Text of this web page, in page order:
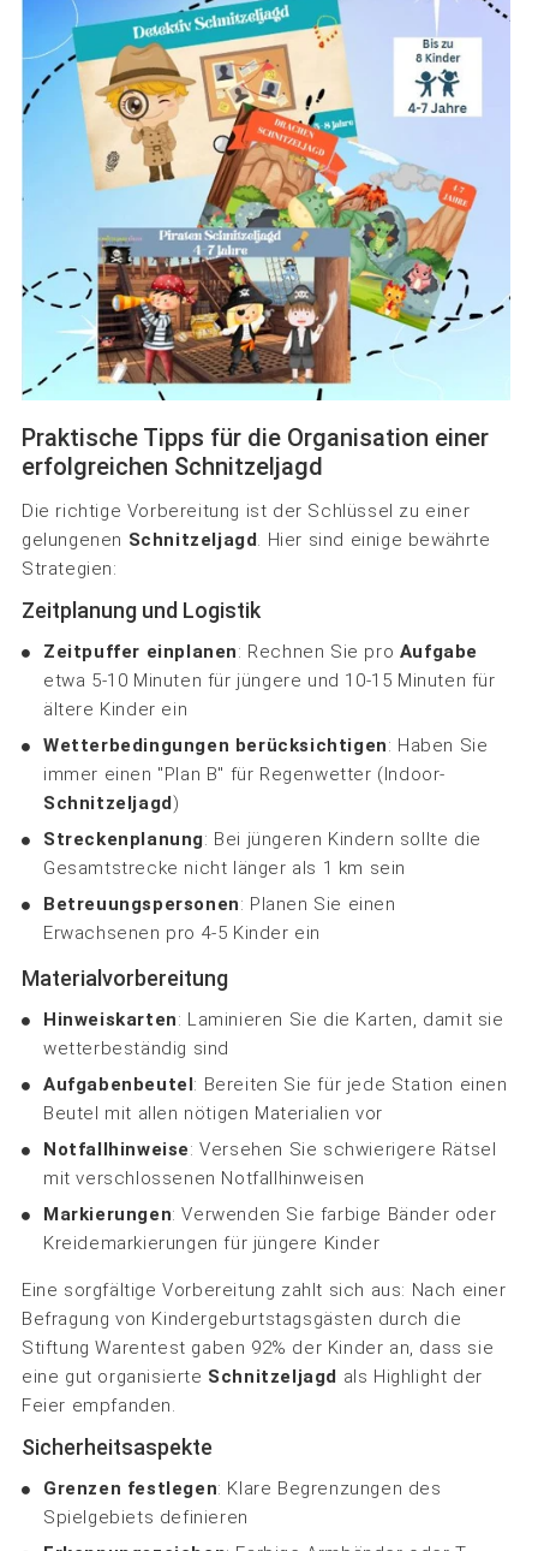
Praktische Tipps für die Organisation einer
erfolgreichen Schnitzeljagd
Die richtige Vorbereitung ist der Schlüssel zu einer
gelungenen Schnitzeljagd. Hier sind einige bewährte
Strategien:
Zeitplanung und Logistik
Zeitpuffer einplanen: Rechnen Sie pro Aufgabe
etwa 5-10 Minuten für jüngere und 10-15 Minuten für
ältere Kinder ein
Wetterbedingungen berücksichtigen: Haben Sie
immer einen "Plan B" für Regenwetter (Indoor-
Schnitzeljagd)
Streckenplanung: Bei jüngeren Kindern sollte die
Gesamtstrecke nicht länger als 1 km sein
Betreuungspersonen: Planen Sie einen
Erwachsenen pro 4-5 Kinder ein
Materialvorbereitung
Hinweiskarten: Laminieren Sie die Karten, damit sie
wetterbeständig sind
Aufgabenbeutel: Bereiten Sie für jede Station einen
Beutel mit allen nötigen Materialien vor
Notfallhinweise: Versehen Sie schwierigere Rätsel
mit verschlossenen Notfallhinweisen
Markierungen: Verwenden Sie farbige Bänder oder
Kreidemarkierungen für jüngere Kinder
Eine sorgfältige Vorbereitung zahlt sich aus: Nach einer
Befragung von Kindergeburtstagsgästen durch die
Stiftung Warentest gaben 92% der Kinder an, dass sie
eine gut organisierte Schnitzeljagd als Highlight der
Feier empfanden.
Sicherheitsaspekte
Grenzen festlegen: Klare Begrenzungen des
Spielgebiets definieren